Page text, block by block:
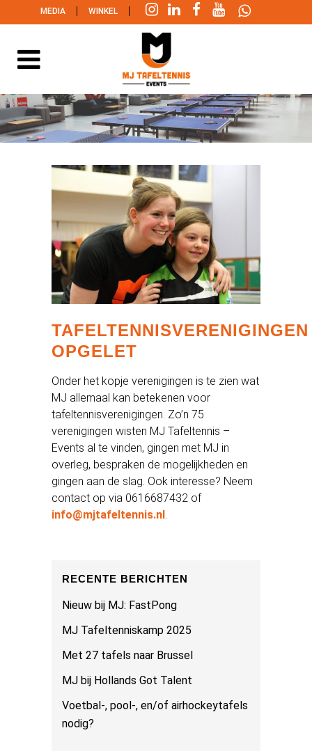
MEDIA | WINKEL |
TAFELTENNISVERENIGINGEN
OPGELET
Onder het kopje verenigingen is te zien wat
MJ allemaal kan betekenen voor
tafeltennisverenigingen. Zo’n 75
verenigingen wisten MJ Tafeltennis –
Events al te vinden, gingen met MJ in
overleg, bespraken de mogelijkheden en
gingen aan de slag. Ook interesse? Neem
contact op via 0616687432 of
info@mjtafeltennis.nl.
RECENTE BERICHTEN
Nieuw bij MJ: FastPong
MJ Tafeltenniskamp 2025
Met 27 tafels naar Brussel
MJ bij Hollands Got Talent
Voetbal-, pool-, en/of airhockeytafels
nodig?